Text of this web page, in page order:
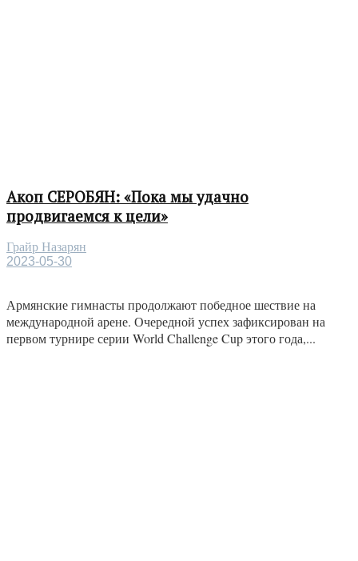
Акоп СЕРОБЯН: «Пока мы удачно
продвигаемся к цели»
Грайр Назарян
2023-05-30
Армянские гимнасты продолжают победное шествие на
международной арене. Очередной успех зафиксирован на
первом турнире серии World Challenge Cup этого года,...